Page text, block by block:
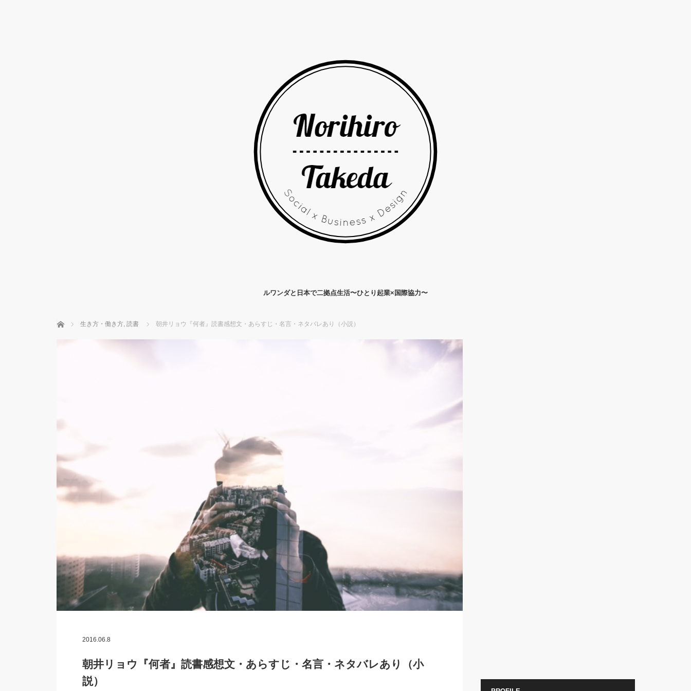
ルワンダと日本で二拠点生活〜ひとり起業×国際協力〜
ホーム 生き方・働き方, 読書 朝井リョウ『何者』読書感想文・あらすじ・名言・ネタバレあり（小説）
2016.06.8
朝井リョウ『何者』読書感想文・あらすじ・名言・ネタバレあり（小
説）